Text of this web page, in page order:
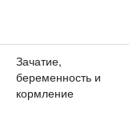
Зачатие,
беременность и
кормление